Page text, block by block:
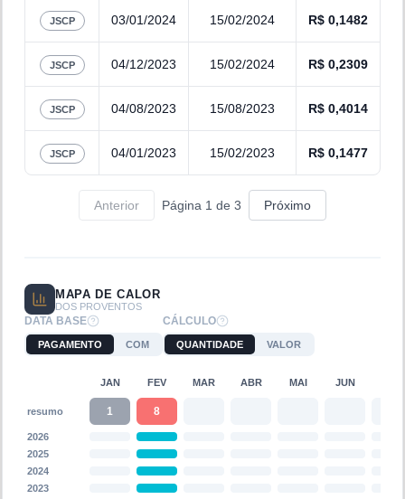
JSCP 03/01/2024 15/02/2024 R$ 0,1482
JSCP 04/12/2023 15/02/2024 R$ 0,2309
JSCP 04/08/2023 15/08/2023 R$ 0,4014
JSCP 04/01/2023 15/02/2023 R$ 0,1477
Anterior Página 1 de 3 Próximo
MAPA DE CALOR
DOS PROVENTOS
DATA BASE
PAGAMENTO COM
CÁLCULO
QUANTIDADE VALOR
JAN FEV MAR ABR MAI JUN
resumo 1 8
2026
2025
2024
2023